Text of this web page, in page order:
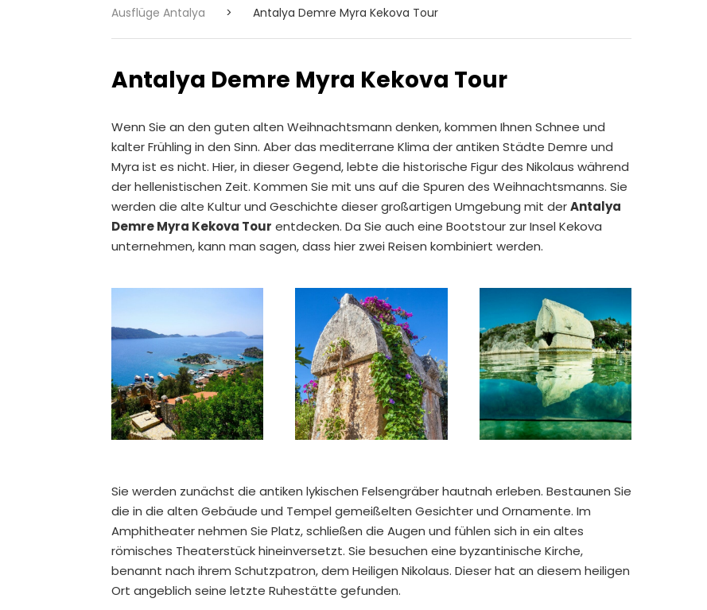
Ausflüge Antalya > Antalya Demre Myra Kekova Tour
Antalya Demre Myra Kekova Tour
Wenn Sie an den guten alten Weihnachtsmann denken, kommen Ihnen Schnee und
kalter Frühling in den Sinn. Aber das mediterrane Klima der antiken Städte Demre und
Myra ist es nicht. Hier, in dieser Gegend, lebte die historische Figur des Nikolaus während
der hellenistischen Zeit. Kommen Sie mit uns auf die Spuren des Weihnachtsmanns. Sie
werden die alte Kultur und Geschichte dieser großartigen Umgebung mit derAntalya
Demre Myra Kekova Tour entdecken. Da Sie auch eine Bootstour zur Insel Kekova
unternehmen, kann man sagen, dass hier zwei Reisen kombiniert werden.
Sie werden zunächst die antiken lykischen Felsengräber hautnah erleben. Bestaunen Sie
die in die alten Gebäude und Tempel gemeißelten Gesichter und Ornamente. Im
Amphitheater nehmen Sie Platz, schließen die Augen und fühlen sich in ein altes
römisches Theaterstück hineinversetzt. Sie besuchen eine byzantinische Kirche,
benannt nach ihrem Schutzpatron, dem Heiligen Nikolaus. Dieser hat an diesem heiligen
Ort angeblich seine letzte Ruhestätte gefunden.